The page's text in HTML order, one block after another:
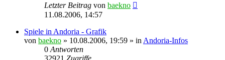
Letzter Beitrag von baekno
11.08.2006, 14:57
Spiele in Andoria - Grafik
von baekno » 10.08.2006, 19:59 » in Andoria-Infos
0 Antworten
32921 Zugriffe